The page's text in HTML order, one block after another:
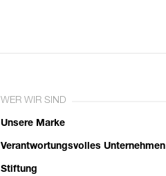
WER WIR SIND
Unsere Marke
Verantwortungsvolles Unternehmen
Stiftung